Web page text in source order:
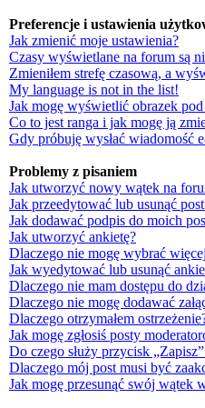
Preferencje i ustawienia
Jak zmienić moje ustawienia?
Czasy wyświetlane na forum są
Zmieniłem strefę czasową, a
My language is not in the list!
Jak mogę wyświetlić obrazek
Co to jest ranga i jak mogę ją
Gdy próbuję wysłać wiadomość
Problemy z pisaniem
Jak utworzyć nowy wątek na
Jak przeedytować lub usunąć
Jak dodawać podpis do moich
Jak utworzyć ankietę?
Dlaczego nie mogę wybrać
Jak wyedytować lub usunąć
Dlaczego nie mam dostępu do
Dlaczego nie mogę dodawać
Dlaczego otrzymałem
Jak mogę zgłosiś posty
Do czego służy przycisk
Dlaczego mój post musi być
Jak mogę przesunąć swój wątek